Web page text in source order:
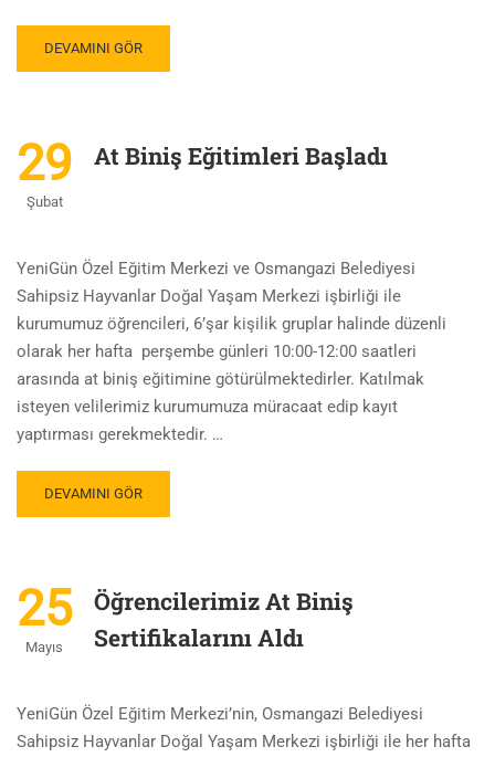
DEVAMINI GÖR
29
Şubat
At Biniş Eğitimleri Başladı
YeniGün Özel Eğitim Merkezi ve Osmangazi Belediyesi
Sahipsiz Hayvanlar Doğal Yaşam Merkezi işbirliği ile
kurumumuz öğrencileri, 6’şar kişilik gruplar halinde düzenli
olarak her hafta perşembe günleri 10:00-12:00 saatleri
arasında at biniş eğitimine götürülmektedirler. Katılmak
isteyen velilerimiz kurumumuza müracaat edip kayıt
yaptırması gerekmektedir. …
DEVAMINI GÖR
25
Mayıs
Öğrencilerimiz At Biniş
Sertifikalarını Aldı
YeniGün Özel Eğitim Merkezi’nin, Osmangazi Belediyesi
Sahipsiz Hayvanlar Doğal Yaşam Merkezi işbirliği ile her hafta